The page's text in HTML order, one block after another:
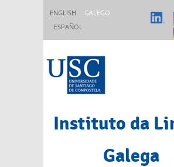
ENGLISH
GALEGO
ESPAÑOL
Instituto da
Galega